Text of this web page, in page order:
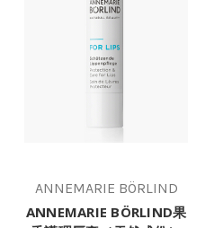
ANNEMARIE BÖRLIND
ANNEMARIE BÖRLIND果